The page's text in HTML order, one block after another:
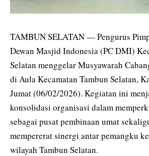
TAMBUN SELATAN — Pengurus
Dewan Masjid Indonesia (PC DMI)
Selatan menggelar Musyawarah
di Aula Kecamatan Tambun Selatan,
Jumat (06/02/2026). Kegiatan ini
konsolidasi organisasi dalam
sebagai pusat pembinaan umat
mempererat sinergi antar pemangku
wilayah Tambun Selatan.